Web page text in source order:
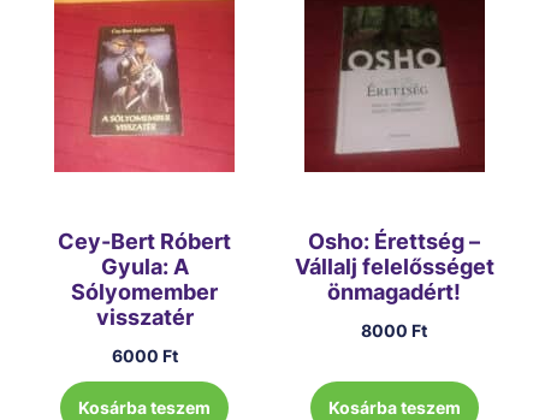
Cey-Bert Róbert
Gyula: A
Sólyomember
visszatér
6000 Ft
Kosárba teszem
Osho: Érettség –
Vállalj felelősséget
önmagadért!
8000Ft
Kosárba teszem